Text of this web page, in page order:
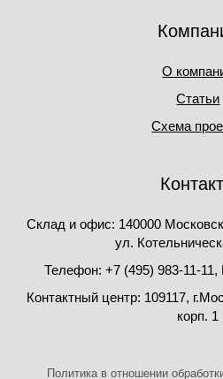
О
Статьи
Схема
Склад и офис: 140000
ул.
Телефон: +7 (495) 983-11-
Контактный центр: 109117,
корп. 1
Политика в отношении